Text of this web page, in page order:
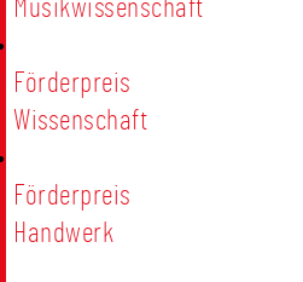
Musikwissenschaft
Förderpreis
Wissenschaft
Förderpreis
Handwerk